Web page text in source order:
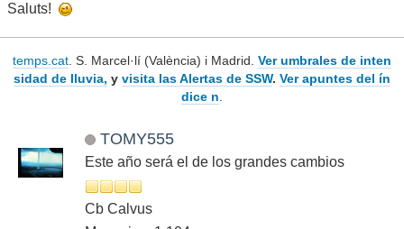
Saluts!
temps.cat . S. Marcel·lí (València) i Madrid. Ver umbrales de inten
sidad de lluvia, y visita las Alertas de SSW. Ver apuntes del ín
dice n
TOMY555
Este año será el de los grandes cambios
Cb Calvus